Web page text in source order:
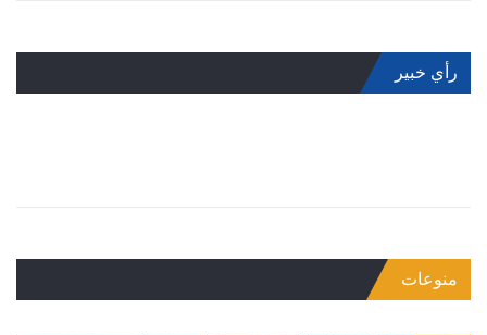
رأي خبير
منوعات